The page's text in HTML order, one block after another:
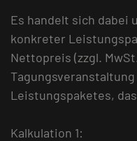
Es handelt sich dabei
konkreter
Nettopreis (zzgl.
Leistungspaketes,
Kalkulation 1: